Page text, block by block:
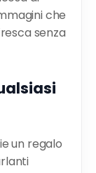
che
senza
un regalo